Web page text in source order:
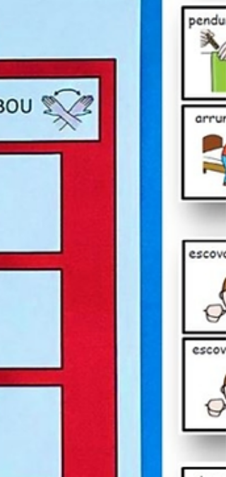
contextes éducatifs, scolaires et de la vie